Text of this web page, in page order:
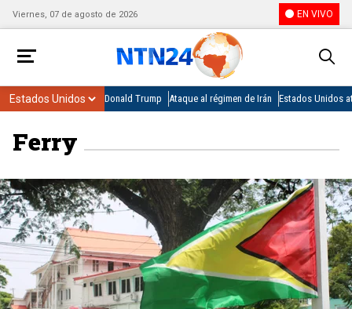
Viernes, 07 de agosto de 2026 EN VIVO
Donald Trump Ataque al régimen de Irán Estados Unidos
Ferry